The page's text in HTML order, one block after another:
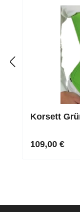
Korsett
109,00 €